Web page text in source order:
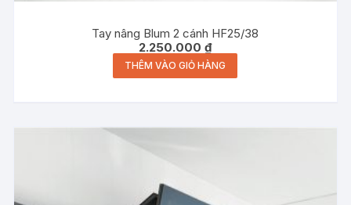
Tay nâng Blum 2 cánh HF25/38
2.250.000₫
THÊM VÀO GIỎ HÀNG